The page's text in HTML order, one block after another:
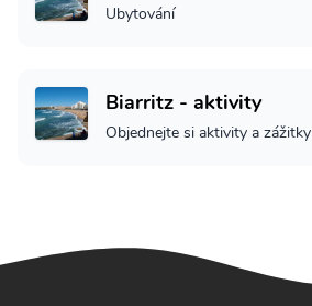
Ubytování
Biarritz - aktivity
Objednejte si aktivity a zážitky